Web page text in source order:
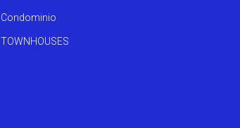
Condominio
TOWNHOUSES